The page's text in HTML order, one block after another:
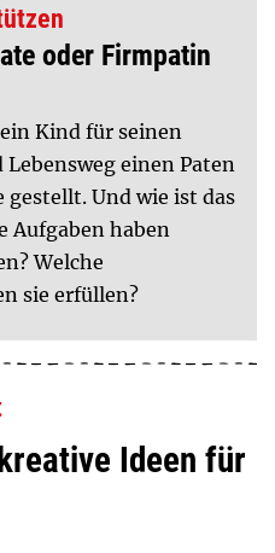
oder Firmpatin
Kind für seinen
einen Paten
gestellt. Und wie ist das
Aufgaben haben
Welche
sie erfüllen?
Ideen für